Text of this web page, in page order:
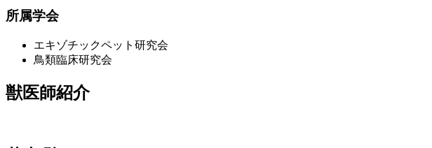
所属学会
エキゾチックペット研究会
鳥類臨床研究会
獣医師紹介